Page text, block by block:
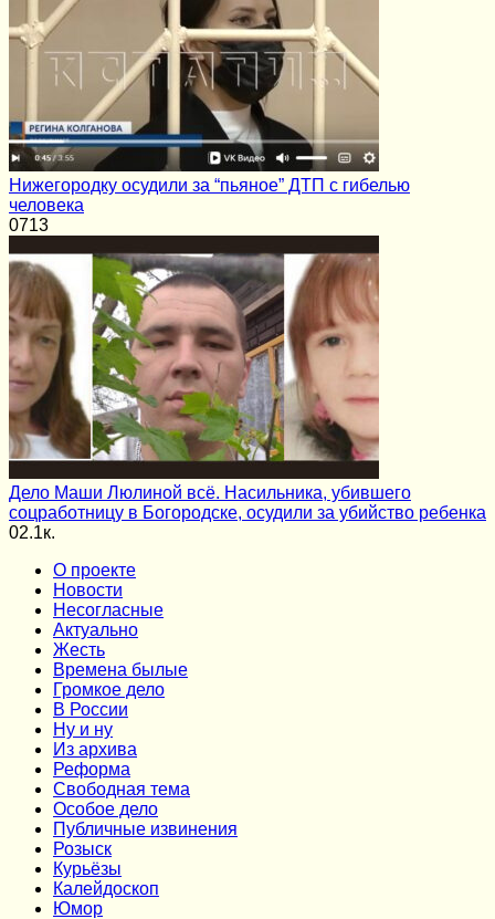
Нижегородку осудили за “пьяное” ДТП с гибелью
человека
0713
Дело Маши Люлиной всё. Насильника, убившего
соцработницу в Богородске, осудили за убийство ребенка
02.1к.
О проекте
Новости
Несогласные
Актуально
Жесть
Времена былые
Громкое дело
В России
Ну и ну
Из архива
Реформа
Cвободная тема
Особое дело
Публичные извинения
Розыск
Курьёзы
Калейдоскоп
Юмор